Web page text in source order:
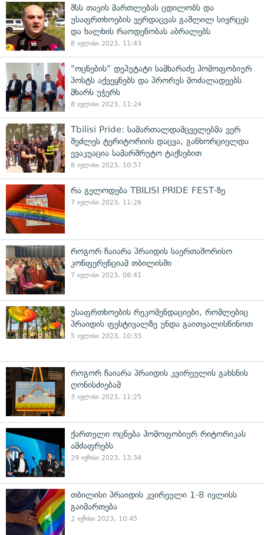
შსს თავის მართლებას ცდილობს და
უსაფრთხოების ვერდაცვას გაშლილ სივრცეს
და ხალხის რაოდენობას აბრალებს
8 ივლისი 2023, 11:43
"ოცნების" დეპუტატი სამხარაძე ჰომოფობიურ
პოსტს აქვეყნებს და პრორუს მოძალადეებს
მხარს უჭერს
8 ივლისი 2023, 11:24
Tbilisi Pride: სამართალდამცველებმა ვერ
შეძლეს ტერიტორიის დაცვა, განხორციელდა
ევაკუაცია სამარშრუტო ტაქსებით
8 ივლისი 2023, 10:57
რა გელოდება TBILISI PRIDE FEST-ზე
7 ივლისი 2023, 11:26
როგორ ჩაიარა პრაიდის საერთაშორისო
კონფერენციამ თბილისში
7 ივლისი 2023, 08:41
უსაფრთხოების რეკომენდაციები, რომლებიც
პრაიდის ფესტივალზე უნდა გაითვალისწინოთ
5 ივლისი 2023, 10:33
როგორ ჩაიარა პრაიდის კვირეულის გახსნის
ღონისძიებამ
3 ივლისი 2023, 11:25
ქართული ოცნება ჰომოფობიურ რიტორიკას
ამძაფრებს
29 ივნისი 2023, 13:34
თბილისი პრაიდის კვირეული 1-8 ივლისს
გაიმართება
2 ივნისი 2023, 10:45